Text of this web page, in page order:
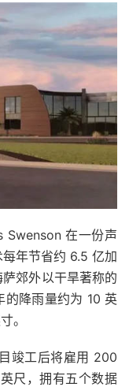
Swenson 在一份声
年节省约 6.5 亿加
郊外以干旱著称​​的
的降雨量约为 10 英
。
竣工后将雇用 200
尺，拥有五个数据